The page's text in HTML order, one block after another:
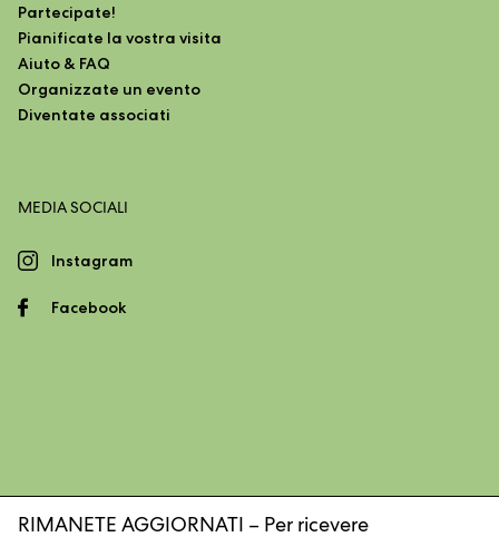
Partecipate!
Pianificate la vostra visita
Aiuto & FAQ
Organizzate un evento
Diventate associati
MEDIA SOCIALI
Instagram
Facebook
RIMANETE AGGIORNATI – Per ricevere